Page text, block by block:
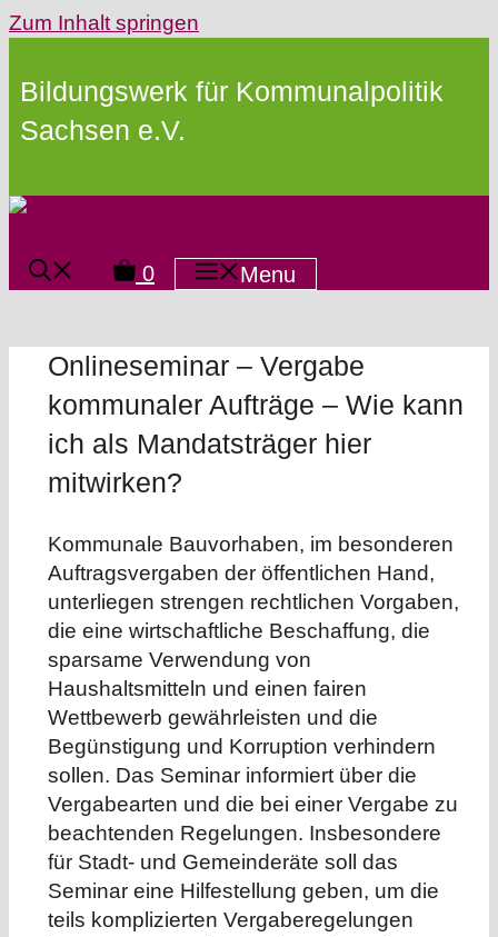
Zum Inhalt springen
Bildungswerk für Kommunalpolitik
Sachsen e.V.
0 Menu
Onlineseminar – Vergabe
kommunaler Aufträge – Wie kann
ich als Mandatsträger hier
mitwirken?
Kommunale Bauvorhaben, im besonderen
Auftragsvergaben der öffentlichen Hand,
unterliegen strengen rechtlichen Vorgaben,
die eine wirtschaftliche Beschaffung, die
sparsame Verwendung von
Haushaltsmitteln und einen fairen
Wettbewerb gewährleisten und die
Begünstigung und Korruption verhindern
sollen. Das Seminar informiert über die
Vergabearten und die bei einer Vergabe zu
beachtenden Regelungen. Insbesondere
für Stadt- und Gemeinderäte soll das
Seminar eine Hilfestellung geben, um die
teils komplizierten Vergaberegelungen